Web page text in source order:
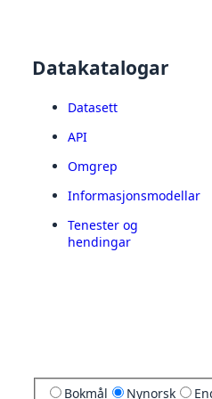
Datakatalogar
Datasett
API
Omgrep
Informasjonsmodellar
Tenester og
hendingar
Bokmål Nynorsk